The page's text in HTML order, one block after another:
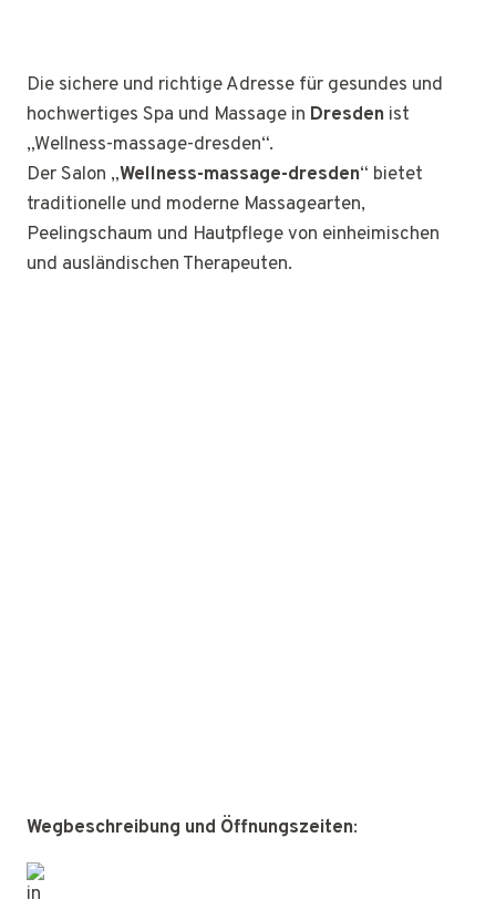
Die sichere und richtige Adresse für gesundes und
hochwertiges Spa und Massage in Dresden ist
„Wellness-massage-dresden“.
Der Salon „Wellness-massage-dresden“ bietet
traditionelle und moderne Massagearten,
Peelingschaum und Hautpflege von einheimischen
und ausländischen Therapeuten.
Wegbeschreibung und Öffnungszeiten: